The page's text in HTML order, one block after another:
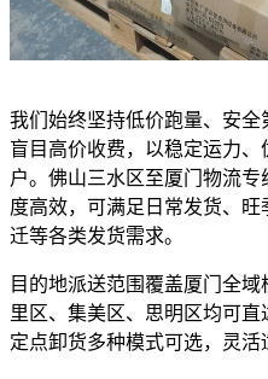
我们始终坚持低价跑量、安
盲目高价收费，以稳定运力
户。佛山三水区至厦门物流
度高效，可满足日常发货、
迁等各类发货需求。
目的地派送范围覆盖厦门全
里区、集美区、思明区均可直
定点卸货多种模式可选，灵活